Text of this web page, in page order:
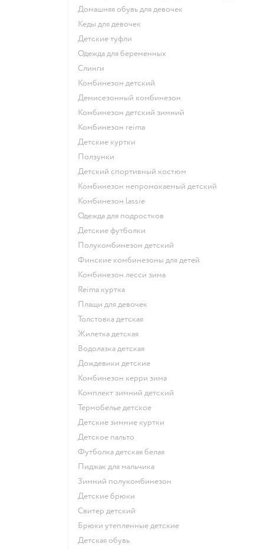
Домашняя обувь для девочек
Кеды для девочек
Детские туфли
Одежда для беременных
Слинги
Комбинезон детский
Демисезонный комбинезон
Комбинезон детский зимний
Комбинезон reima
Детские куртки
Ползунки
Детский спортивный костюм
Комбинезон непромокаемый детский
Комбинезон lassie
Одежда для подростков
Детские футболки
Полукомбинезон детский
Финские комбинезоны для детей
Комбинезон лесси зима
Reima куртка
Плащи для девочек
Толстовка детская
Жилетка детская
Водолазка детская
Дождевики детские
Комбинезон керри зима
Комплект зимний детский
Термобелье детское
Детские зимние куртки
Детское пальто
Футболка детская белая
Пиджак для мальчика
Зимний полукомбинезон
Детские брюки
Свитер детский
Брюки утепленные детские
Детская обувь